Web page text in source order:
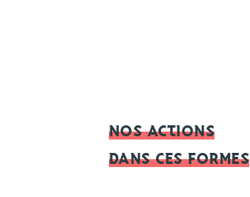
NOS ACTIONS
DANS CES FORMES